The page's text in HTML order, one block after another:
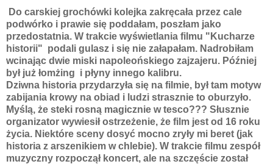
Do carskiej grochówki kolejka zakręcała przez cale
podwórko i prawie się poddałam, poszłam jako
przedostatnia. W trakcie wyświetlania filmu "Kucharze
historii" podali gulasz i się nie załapałam. Nadrobiłam
wcinając dwie miski napoleońskiego zajzajeru. Później
był już łomżing i płyny innego kalibru.
Dziwna historia przydarzyła się na filmie, był tam motyw
zabijania krowy na obiad i ludzi strasznie to oburzyło.
Myślą, że steki rosną magicznie w tesco??? Słusznie
organizator wywiesił ostrzeżenie, że film jest od 16 roku
życia. Niektóre sceny dosyć mocno zryły mi beret (jak
historia z arszenikiem w chlebie). W trakcie filmu zespół
muzyczny rozpoczął koncert, ale na szczęście został